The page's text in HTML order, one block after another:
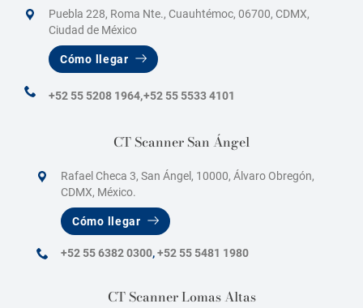
Puebla 228, Roma Nte., Cuauhtémoc, 06700, CDMX,
Ciudad de México
Cómo llegar
+52 55 5208 1964,+52 55 5533 4101
CT Scanner San Ángel
Rafael Checa 3, San Ángel, 10000, Álvaro Obregón,
CDMX, México.
Cómo llegar
+52 55 6382 0300,+52 55 5481 1980
CT Scanner Lomas Altas